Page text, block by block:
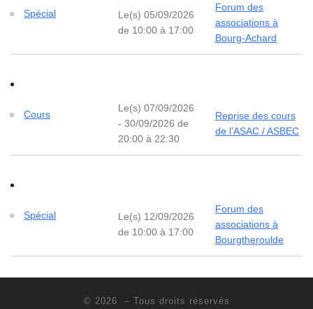
Spécial
Le(s) 05/09/2026
de 10:00 à 17:00
Forum des
associations à
Bourg-Achard
Cours
Le(s) 07/09/2026
- 30/09/2026 de
20:00 à 22:30
Reprise des cours
de l’ASAC / ASBEC
Spécial
Le(s) 12/09/2026
de 10:00 à 17:00
Forum des
associations à
Bourgtheroulde
© 2026 – Tous droits réservés